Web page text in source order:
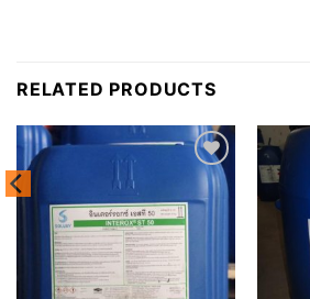
RELATED PRODUCTS
Add to
wishlist